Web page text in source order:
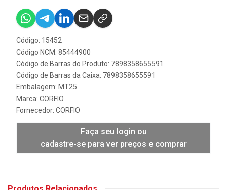
Código: 15452
Código NCM: 85444900
Código de Barras do Produto: 7898358655591
Código de Barras da Caixa: 7898358655591
Embalagem: MT25
Marca: CORFIO
Fornecedor: CORFIO
Faça seu login ou
cadastre-se para ver preços e comprar